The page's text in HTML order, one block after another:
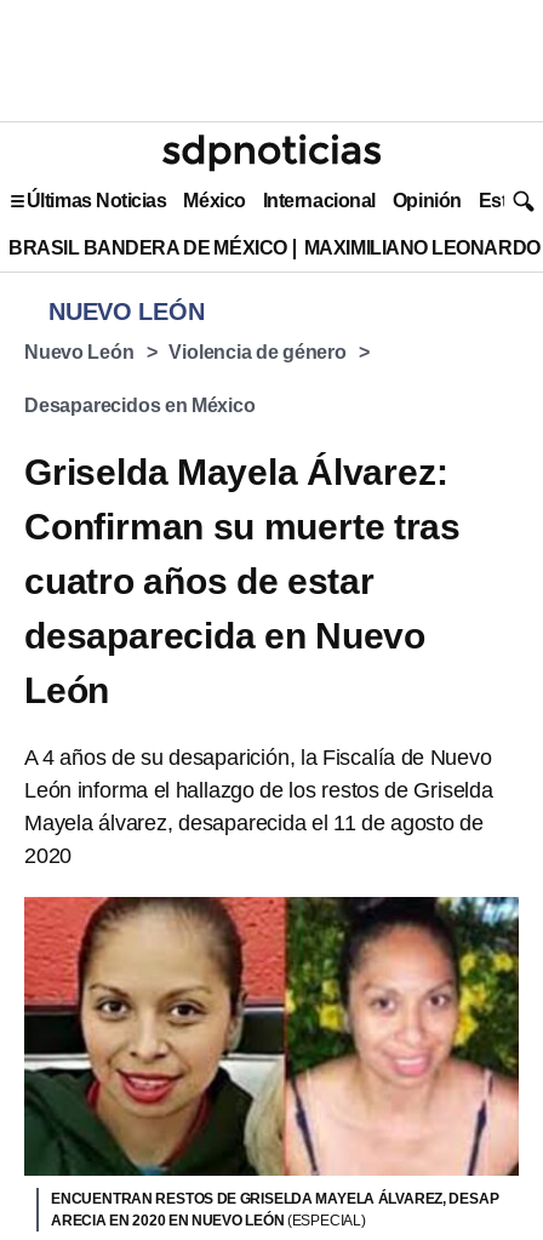
Últimas Noticias México Internacional Opinión Estilo
BRASIL BANDERA DE MÉXICO MAXIMILIANO
NUEVO LEÓN
Nuevo León Violencia de género
Desaparecidos en México
Griselda Mayela Álvarez:
Confirman su muerte tras
cuatro años de estar
desaparecida en Nuevo
León
A 4 años de su desaparición, la Fiscalía de Nuevo
León informa el hallazgo de los restos de Griselda
Mayela álvarez, desaparecida el 11 de agosto de
2020
ENCUENTRAN RESTOS DE GRISELDA MAYELA ÁLVAREZ, DESAP
ARECIA EN 2020 EN NUEVO LEÓN (ESPECIAL)